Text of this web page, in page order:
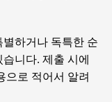
하거나 독특한 순
니다. 제출 시에
으로 적어서 알려